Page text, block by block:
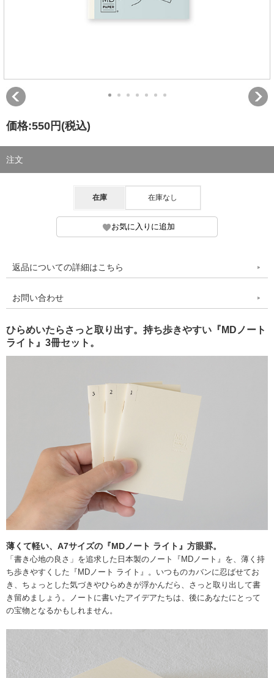
価格:550円 (税込)
注文
在庫 在庫なし
返品についての詳細はこちら
お問い合わせ
ひらめいたらさっと取り出す。持ち歩きやすい『MDノート
ライト』3冊セット。
薄くて軽い、A7サイズの『MDノート ライト』方眼罫。
「書き心地の良さ」を追求した日本製のノート『MDノート』を、薄く持
ち歩きやすくした『MDノート ライト』。いつものカバンに忍ばせてお
き、ちょっとした気づきやひらめきが浮かんだら、さっと取り出して書
き留めましょう。ノートに書いたアイデアたちは、後にあなたにとって
の宝物となるかもしれません。